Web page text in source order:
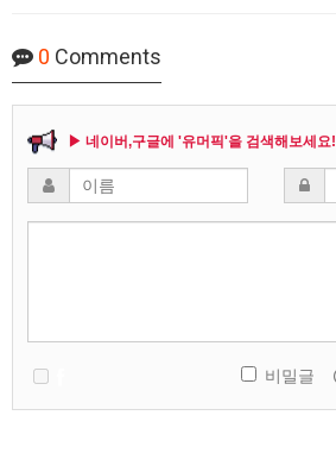
0 Comments
▶ 네이버,구글에 '유머픽'을 검색해보세요!
비밀글